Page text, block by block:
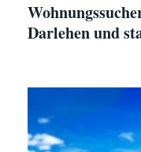
Darlehen und